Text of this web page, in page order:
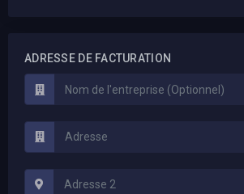
ADRESSE DE FACTURATION